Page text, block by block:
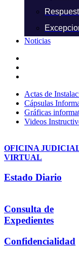
Noticias
Actas de
Cápsulas
Gráficas
Videos
OFICINA
VIRTUAL
Estado Diario
Consulta de
Expedientes
Confidencialidad